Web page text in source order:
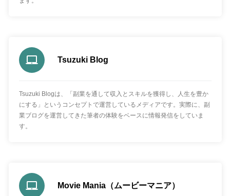
Tsuzuki Blog
Tsuzuki Blogは、「副業を通して収入とスキルを獲得し、人生を豊か
にする」というコンセプトで運営しているメディアです。実際に、副
業ブログを運営してきた筆者の体験をベースに情報発信をしていま
す。
Movie Mania（ムービーマニア）